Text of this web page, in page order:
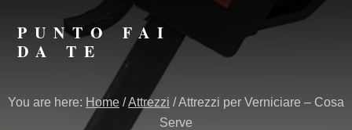
primary
sidebar
content
PUNTO FAI
DA TE
da
You are here: Home /Attrezzi /Attrezzi per Verniciare – Cosa
Serve